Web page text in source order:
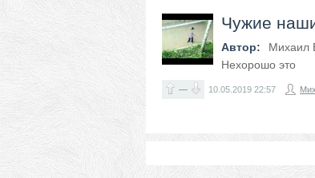
Чужие
Автор:
Михаил
Нехорошо это
— 10.05.2019 22:57